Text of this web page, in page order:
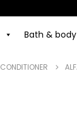
Bath & body
CONDITIONER